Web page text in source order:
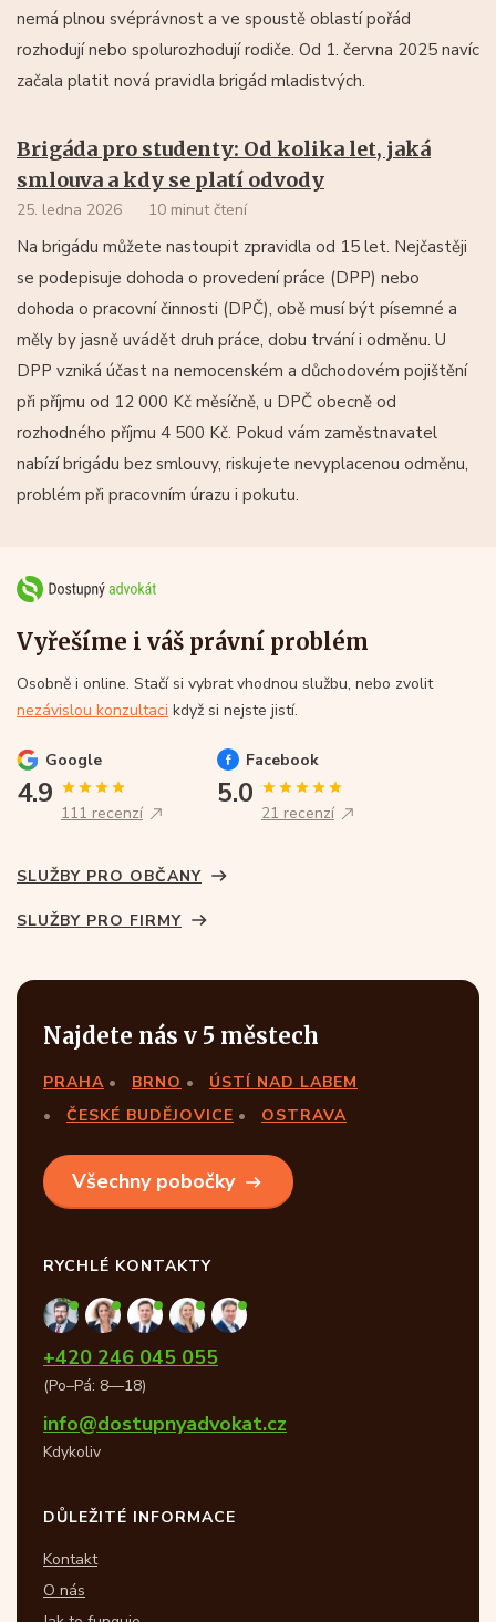
nemá plnou svéprávnost a ve spoustě oblastí pořád
rozhodují nebo spolurozhodují rodiče. Od 1. června 2025 navíc
začala platit nová pravidla brigád mladistvých.
Brigáda pro studenty: Od kolika let, jaká
smlouva a kdy se platí odvody
25. ledna 2026 10 minut čtení
Na brigádu můžete nastoupit zpravidla od 15 let. Nejčastěji
se podepisuje dohoda o provedení práce (DPP) nebo
dohoda o pracovní činnosti (DPČ), obě musí být písemné a
měly by jasně uvádět druh práce, dobu trvání i odměnu. U
DPP vzniká účast na nemocenském a důchodovém pojištění
při příjmu od 12 000 Kč měsíčně, u DPČ obecně od
rozhodného příjmu 4 500 Kč. Pokud vám zaměstnavatel
nabízí brigádu bez smlouvy, riskujete nevyplacenou odměnu,
problém při pracovním úrazu i pokutu.
Vyřešíme i váš právní problém
Osobně i online. Stačí si vybrat vhodnou službu, nebo zvolit
nezávislou konzultaci když si nejste jistí.
Google
4.9
111 recenzí
Facebook
5.0
21 recenzí
SLUŽBY PRO OBČANY
SLUŽBY PRO FIRMY
Najdete nás v 5 městech
PRAHA BRNO
ÚSTÍ NAD LABEM
ČESKÉ BUDĚJOVICE
OSTRAVA
Všechny pobočky
RYCHLÉ KONTAKTY
+420 246 045 055
(Po–Pá: 8—18)
info@dostupnyadvokat.cz
Kdykoliv
DŮLEŽITÉ INFORMACE
Kontakt
O nás